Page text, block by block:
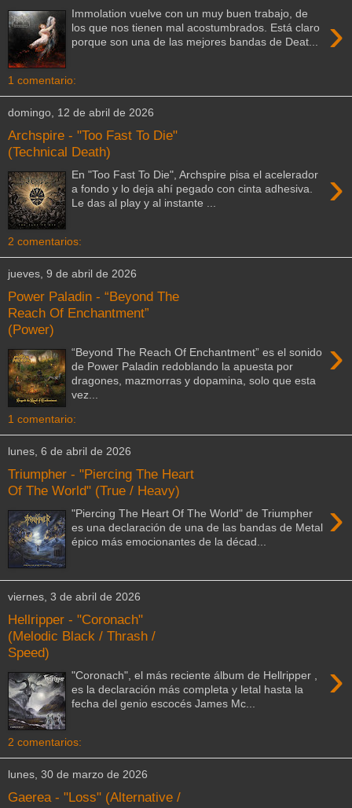
›
Immolation vuelve con un muy buen trabajo, de
los que nos tienen mal acostumbrados. Está claro
porque son una de las mejores bandas de Deat...
1 comentario:
domingo, 12 de abril de 2026
Archspire - "Too Fast To Die"
(Technical Death)
›
En "Too Fast To Die", Archspire pisa el acelerador
a fondo y lo deja ahí pegado con cinta adhesiva.
Le das al play y al instante ...
2 comentarios:
jueves, 9 de abril de 2026
Power Paladin - “Beyond The
Reach Of Enchantment”
(Power)
›
“Beyond The Reach Of Enchantment” es el sonido
de Power Paladin redoblando la apuesta por
dragones, mazmorras y dopamina, solo que esta
vez...
1 comentario:
lunes, 6 de abril de 2026
Triumpher - "Piercing The Heart
Of The World" (True / Heavy)
›
"Piercing The Heart Of The World" de Triumpher
es una declaración de una de las bandas de Metal
épico más emocionantes de la décad...
viernes, 3 de abril de 2026
Hellripper - "Coronach"
(Melodic Black / Thrash /
Speed)
›
"Coronach", el más reciente álbum de Hellripper ,
es la declaración más completa y letal hasta la
fecha del genio escocés James Mc...
2 comentarios:
lunes, 30 de marzo de 2026
Gaerea - "Loss" (Alternative /